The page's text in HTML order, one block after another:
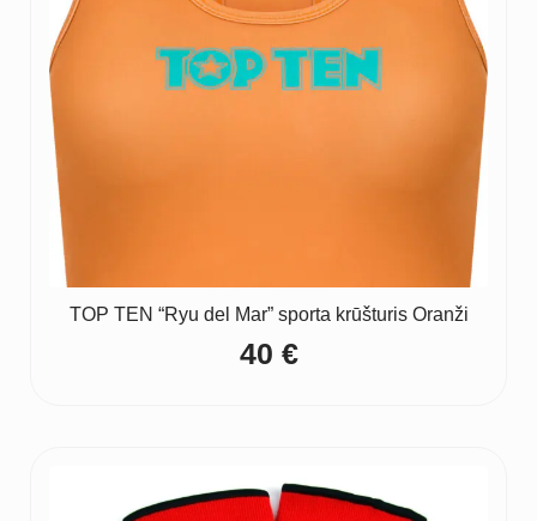
TOP TEN “Ryu del Mar” sporta krūšturis Oranži
40 €